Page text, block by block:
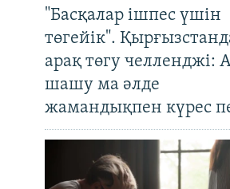
"Басқалар ішпес үшін
төгейік".
арақ төгу челленджі:
шашу ма әлде
жамандықпен күрес